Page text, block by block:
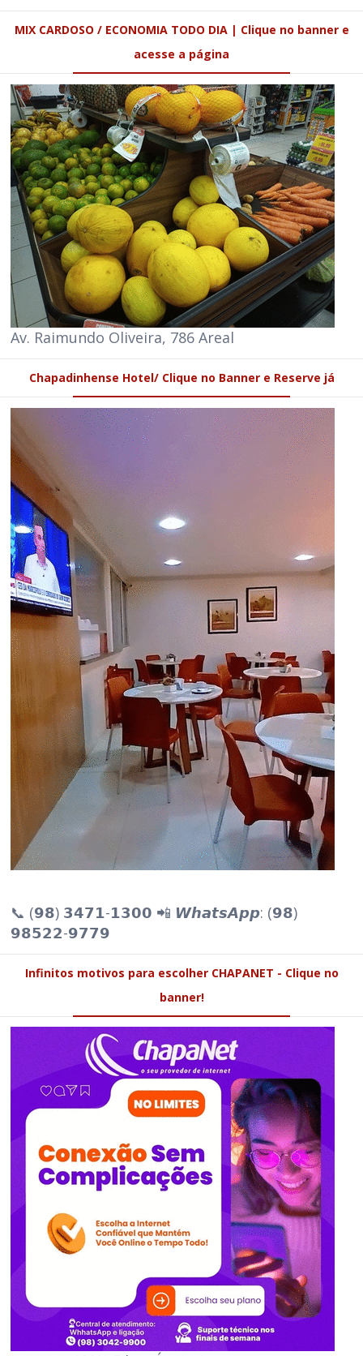
MIX CARDOSO / ECONOMIA TODO DIA | Clique no banner e
acesse a página
Av. Raimundo Oliveira, 786 Areal
Chapadinhense Hotel/ Clique no Banner e Reserve já
📞 (𝟵𝟴) 𝟯𝟰𝟳𝟭-𝟭𝟯𝟬𝟬 📲 𝙒𝙝𝙖𝙩𝙨𝘼𝙥𝙥: (𝟵𝟴)
𝟵𝟴𝟱𝟮𝟮-𝟵𝟳𝟳𝟵
Infinitos motivos para escolher CHAPANET - Clique no
banner!